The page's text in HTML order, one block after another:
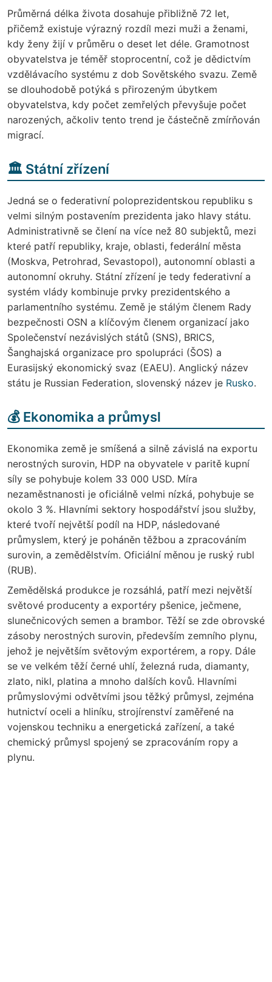
Průměrná délka života dosahuje přibližně 72 let,
přičemž existuje výrazný rozdíl mezi muži a ženami,
kdy ženy žijí v průměru o deset let déle. Gramotnost
obyvatelstva je téměř stoprocentní, což je dědictvím
vzdělávacího systému z dob Sovětského svazu. Země
se dlouhodobě potýká s přirozeným úbytkem
obyvatelstva, kdy počet zemřelých převyšuje počet
narozených, ačkoliv tento trend je částečně zmírňován
migrací.
🏛️ Státní zřízení
Jedná se o federativní poloprezidentskou republiku s
velmi silným postavením prezidenta jako hlavy státu.
Administrativně se člení na více než 80 subjektů, mezi
které patří republiky, kraje, oblasti, federální města
(Moskva, Petrohrad, Sevastopol), autonomní oblasti a
autonomní okruhy. Státní zřízení je tedy federativní a
systém vlády kombinuje prvky prezidentského a
parlamentního systému. Země je stálým členem Rady
bezpečnosti OSN a klíčovým členem organizací jako
Společenství nezávislých států (SNS), BRICS,
Šanghajská organizace pro spolupráci (ŠOS) a
Eurasijský ekonomický svaz (EAEU). Anglický název
státu je Russian Federation, slovenský název je Rusko.
💰 Ekonomika a průmysl
Ekonomika země je smíšená a silně závislá na exportu
nerostných surovin, HDP na obyvatele v paritě kupní
síly se pohybuje kolem 33 000 USD. Míra
nezaměstnanosti je oficiálně velmi nízká, pohybuje se
okolo 3 %. Hlavními sektory hospodářství jsou služby,
které tvoří největší podíl na HDP, následované
průmyslem, který je poháněn těžbou a zpracováním
surovin, a zemědělstvím. Oficiální měnou je ruský rubl
(RUB).
Zemědělská produkce je rozsáhlá, patří mezi největší
světové producenty a exportéry pšenice, ječmene,
slunečnicových semen a brambor. Těží se zde obrovské
zásoby nerostných surovin, především zemního plynu,
jehož je největším světovým exportérem, a ropy. Dále
se ve velkém těží černé uhlí, železná ruda, diamanty,
zlato, nikl, platina a mnoho dalších kovů. Hlavními
průmyslovými odvětvími jsou těžký průmysl, zejména
hutnictví oceli a hliníku, strojírenství zaměřené na
vojenskou techniku a energetická zařízení, a také
chemický průmysl spojený se zpracováním ropy a
plynu.